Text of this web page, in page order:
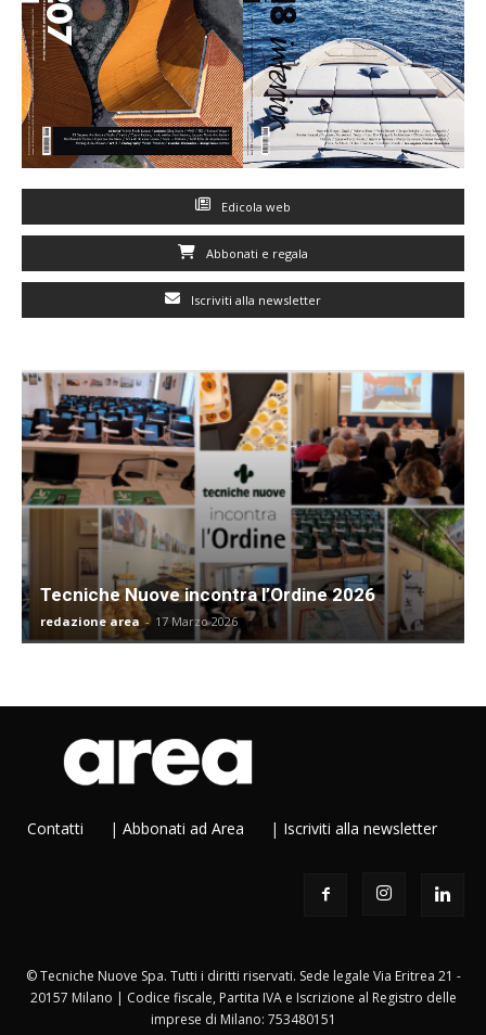
Edicola web
Abbonati e regala
Iscriviti alla newsletter
Tecniche Nuove incontra l’Ordine 2026
redazione area - 17 Marzo 2026
Contatti | Abbonati ad Area | Iscriviti alla newsletter
© Tecniche Nuove Spa. Tutti i diritti riservati. Sede legale Via Eritrea 21 -
20157 Milano | Codice fiscale, Partita IVA e Iscrizione al Registro delle
imprese di Milano: 753480151